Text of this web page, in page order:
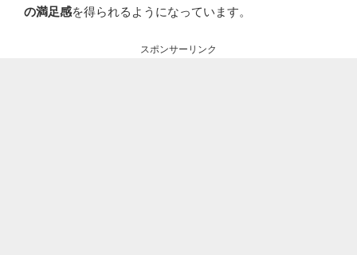
の満足感を得られるようになっています。
スポンサーリンク